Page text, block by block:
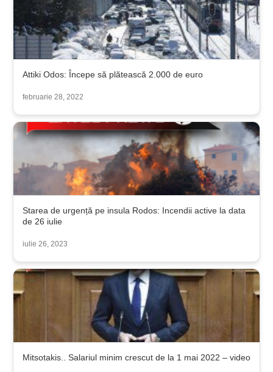
Attiki Odos: Începe să plătească 2.000 de euro
februarie 28, 2022
Starea de urgență pe insula Rodos: Incendii active la data
de 26 iulie
iulie 26, 2023
Mitsotakis.. Salariul minim crescut de la 1 mai 2022 – video